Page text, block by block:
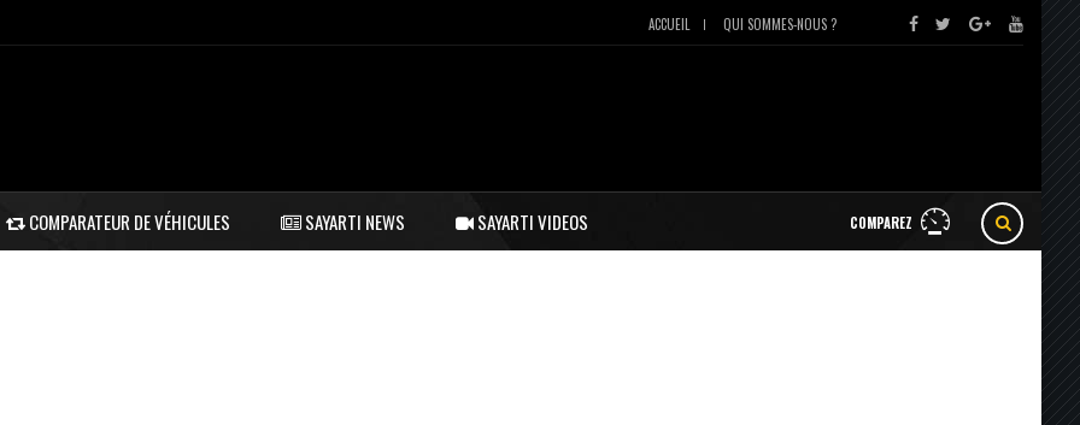
ACCUEIL QUI SOMMES-NOUS ?
COMPAREZ
COMPARATEUR DE VÉHICULES SAYARTI NEWS SAYARTI VIDEOS